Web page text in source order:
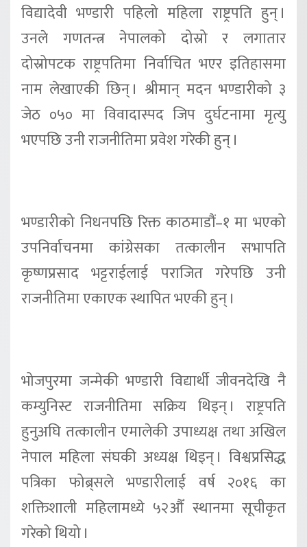
विद्यादेवी भण्डारी पहिलो महिला राष्ट्रपति हुन् ।
उनले गणतन्त्र नेपालको दोस्रो र लगातार
दोस्रोपटक राष्ट्रपतिमा निर्वाचित भएर इतिहासमा
नाम लेखाएकी छिन् । श्रीमान् मदन भण्डारीको ३
जेठ ०५० मा विवादास्पद जिप दुर्घटनामा मृत्यु
भएपछि उनी राजनीतिमा प्रवेश गरेकी हुन् ।
भण्डारीको निधनपछि रिक्त काठमाडौं–१ मा भएको
उपनिर्वाचनमा कांग्रेसका तत्कालीन सभापति
कृष्णप्रसाद भट्टराईलाई पराजित गरेपछि उनी
राजनीतिमा एकाएक स्थापित भएकी हुन् ।
भोजपुरमा जन्मेकी भण्डारी विद्यार्थी जीवनदेखि नै
कम्युनिस्ट राजनीतिमा सक्रिय थिइन् । राष्ट्रपति
हुनुअघि तत्कालीन एमालेकी उपाध्यक्ष तथा अखिल
नेपाल महिला संघकी अध्यक्ष थिइन् । विश्वप्रसिद्ध
पत्रिका फोब्र्सले भण्डारीलाई वर्ष २०१६ का
शक्तिशाली महिलामध्ये ५२औँ स्थानमा सूचीकृत
गरेको थियो ।